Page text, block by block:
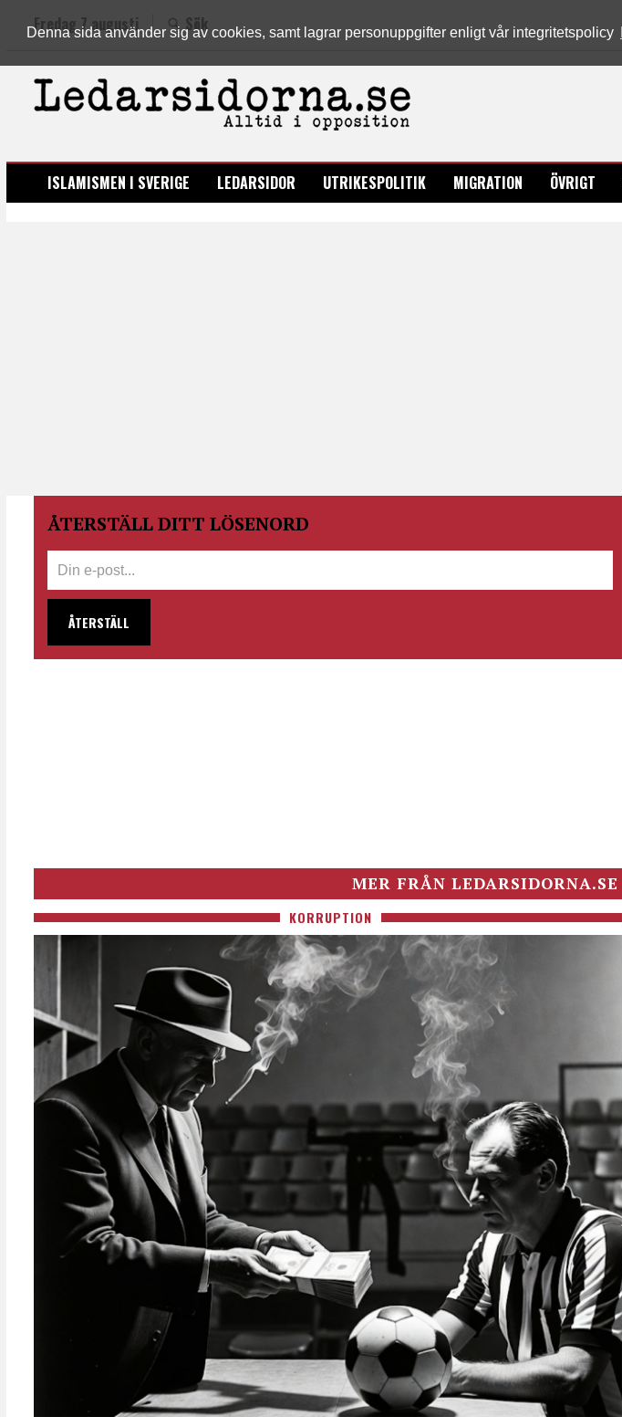
Denna sida använder sig av cookies, samt lagrar personuppgifter enligt vår integritetspolicy
Fredag 7 augusti Sök
LEDARSIDORNA.SE
ISLAMISMEN I SVERIGE LEDARSIDOR UTRIKESPOLITIK MIGRATION ÖVRIGT
ÅTERSTÄLL DITT LÖSENORD
ÅTERSTÄLL
MER FRÅN LEDARSIDORNA.SE
KORRUPTION